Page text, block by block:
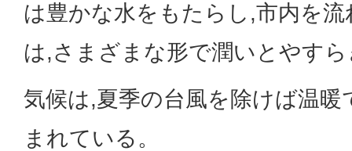
は豊かな水をもたらし,市内を
は,さまざまな形で潤いとやす
気候は,夏季の台風を除けば温暖
まれている。